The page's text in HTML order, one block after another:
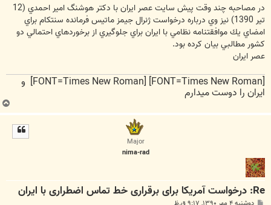
در مصاحبه چند وقت پیش سايت عصر ايران با دكتر هوشنگ امير احمدي (12
تير 1390) نیز وي درباره درخواست ژنرال جيمز ماتيس فرمانده سنتكام براي
امضاي يك موافقتنامه نظامي با ايران براي جلوگيري از برخوردهاي احتمالي دو
كشور مطالبي بيان كرده بود.
عصر ایران
[FONT=Times New Roman] [FONT=Times New Roman] و
ایران را دوست میدارم
Major
nima-rad
Re: درخواست آمریکا برای برقراری خط تماس اضطراری با ایران